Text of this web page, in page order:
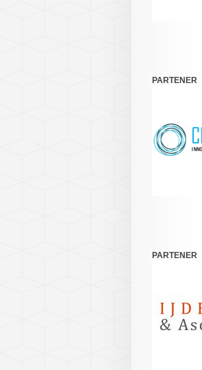
PARTENER
PARTENER